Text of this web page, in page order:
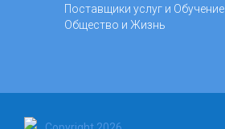
Поставщики услуг и Обучение
Общество и Жизнь